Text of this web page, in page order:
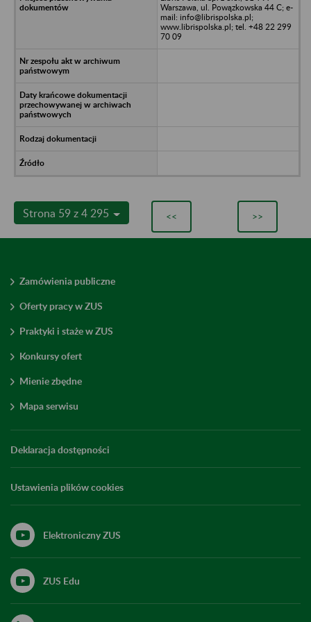
Warszawa, ul. Powązkowska 44 C; e-
mail: info@librispolska.pl;
www.librispolska.pl; tel. +48 22 299
70 09
Strona 59 z 4 295 << >>
Zamówienia publiczne
Oferty pracy w ZUS
Praktyki i staże w ZUS
Konkursy ofert
Mienie zbędne
Mapa serwisu
Deklaracja dostępności
Ustawienia plików cookies
Elektroniczny ZUS
ZUS Edu